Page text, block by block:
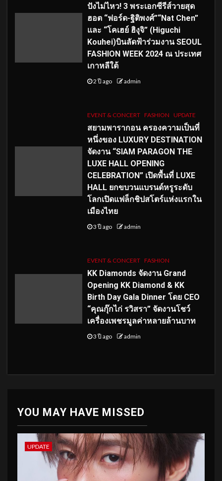
ปังไม่ไหว! 3 พระเอกซีรีส์วายสุด
ฮอต “ฟอร์ด-ฐิติพงศ์”“Nat Chen”
และ “โคเฮย์ ฮิงุจิ” (Higuchi
Kouhei)บินลัดฟ้าร่วมงาน SEOUL
FASHION WEEK 2024 ณ ประเทศ
เกาหลีใต้
2 ปี ago admin
EVENT & CONCERT FASHION UPDATE
สยามพารากอน ครองความเป็นที่
หนึ่งของ LUXURY DESTINATION
จัดงาน “SIAM PARAGON THE
LUXE HALL OPENING
CELEBRATION” เปิดพื้นที่ LUXE
HALL ยกขบวนแบรนด์หรูระดับ
โลกเปิดแฟล็กชิปสโตร์แห่งแรกใน
เมืองไทย
3 ปี ago admin
EVENT & CONCERT FASHION
KK Diamonds จัดงาน Grand
Opening KK Diamond & KK
Birth Day Gala Dinner โดย CEO
“คุณกุ๊กไก่ รวิสรา” จัดงานโชว์
เครื่องเพชรมูลค่าหลายล้านบาท
3 ปี ago admin
YOU MAY HAVE MISSED
UPDATE